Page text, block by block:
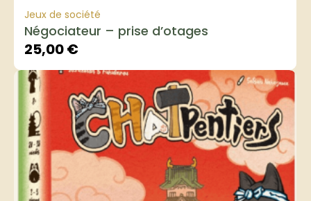
Jeux de société
Négociateur – prise d’otages
25,00€